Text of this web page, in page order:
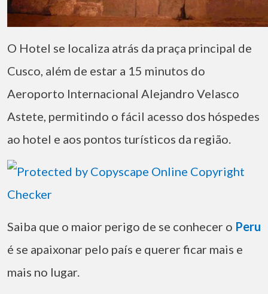
O Hotel se localiza atrás da praça principal de
Cusco, além de estar a 15 minutos do
Aeroporto Internacional Alejandro Velasco
Astete, permitindo o fácil acesso dos hóspedes
ao hotel e aos pontos turísticos da região.
Saiba que o maior perigo de se conhecer o Peru
é se apaixonar pelo país e querer ficar mais e
mais no lugar.